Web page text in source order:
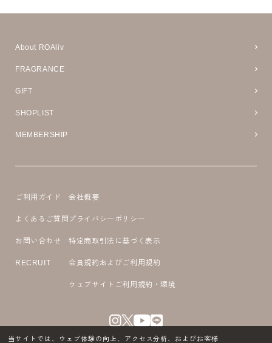
About ROAliv
FRAGRANCE
GIFT
SHOPLIST
MEMBERSHIP
ご利用ガイド
よくあるご質問
お問い合わせ
RECRUIT
会社概要
プライバシーポリシー
特定商取引法に基づく表示
会員規約およびご利用規約
ウェブサイトご利用規約・環境
当サイトでは、ウェブ体験の向上、アクセス分析、およびお客様